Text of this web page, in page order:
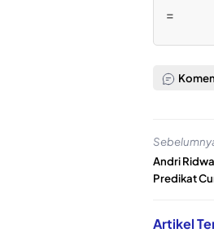
=
Andri
Predikat
Artikel